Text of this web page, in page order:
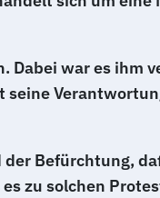
war es
Befürchtung,
zu solchen